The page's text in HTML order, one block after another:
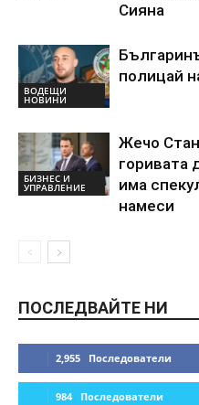
Сияна
ВОДЕЩИ
НОВИНИ
полицай
БИЗНЕС И
УПРАВЛЕНИЕ
Жечо
горивата
има
намеси
ПОСЛЕДВАЙТЕ НИ
2,955 Последователи
984 Последователи